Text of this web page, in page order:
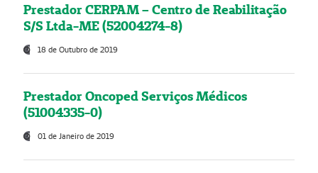
Prestador CERPAM – Centro de Reabilitação
S/S Ltda-ME (52004274-8)
18 de Outubro de 2019
Prestador Oncoped Serviços Médicos
(51004335-0)
01 de Janeiro de 2019